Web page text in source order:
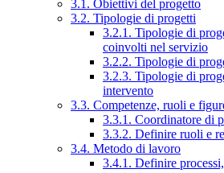
3.1. Obiettivi del progetto
3.2. Tipologie di progetti
3.2.1. Tipologie di
coinvolti nel servizio
3.2.2. Tipologie di
3.2.3. Tipologie di
intervento
3.3. Competenze, ruoli e
3.3.1. Coordinatore di
3.3.2. Definire ruoli e
3.4. Metodo di lavoro
3.4.1. Definire